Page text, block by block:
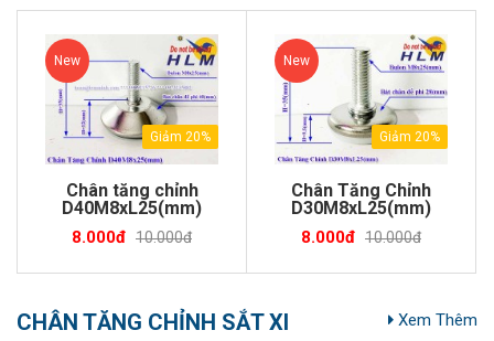
Giảm 20%
New
Chân tăng chỉnh
D40M8xL25(mm)
8.000đ 10.000đ
Giảm 20%
New
Chân Tăng Chỉnh
D30M8xL25(mm)
8.000đ 10.000đ
CHÂN TĂNG CHỈNH SẮT XI Xem Thêm